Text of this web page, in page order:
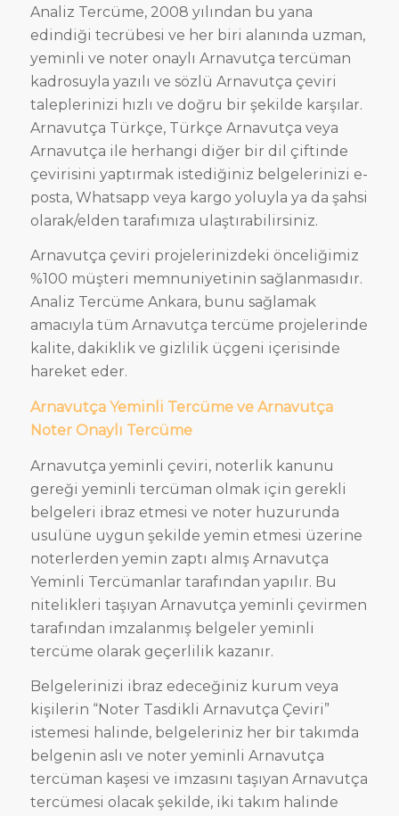
Analiz Tercüme, 2008 yılından bu yana
edindiği tecrübesi ve her biri alanında uzman,
yeminli ve noter onaylı Arnavutça tercüman
kadrosuyla yazılı ve sözlü Arnavutça çeviri
taleplerinizi hızlı ve doğru bir şekilde karşılar.
Arnavutça Türkçe, Türkçe Arnavutça veya
Arnavutça ile herhangi diğer bir dil çiftinde
çevirisini yaptırmak istediğiniz belgelerinizi e-
posta, Whatsapp veya kargo yoluyla ya da şahsi
olarak/elden tarafımıza ulaştırabilirsiniz.
Arnavutça çeviri projelerinizdeki önceliğimiz
%100 müşteri memnuniyetinin sağlanmasıdır.
Analiz Tercüme Ankara, bunu sağlamak
amacıyla tüm Arnavutça tercüme projelerinde
kalite, dakiklik ve gizlilik üçgeni içerisinde
hareket eder.
Arnavutça Yeminli Tercüme ve Arnavutça
Noter Onaylı Tercüme
Arnavutça yeminli çeviri, noterlik kanunu
gereği yeminli tercüman olmak için gerekli
belgeleri ibraz etmesi ve noter huzurunda
usulüne uygun şekilde yemin etmesi üzerine
noterlerden yemin zaptı almış Arnavutça
Yeminli Tercümanlar tarafından yapılır. Bu
nitelikleri taşıyan Arnavutça yeminli çevirmen
tarafından imzalanmış belgeler yeminli
tercüme olarak geçerlilik kazanır.
Belgelerinizi ibraz edeceğiniz kurum veya
kişilerin “Noter Tasdikli Arnavutça Çeviri”
istemesi halinde, belgeleriniz her bir takımda
belgenin aslı ve noter yeminli Arnavutça
tercüman kaşesi ve imzasını taşıyan Arnavutça
tercümesi olacak şekilde, iki takım halinde